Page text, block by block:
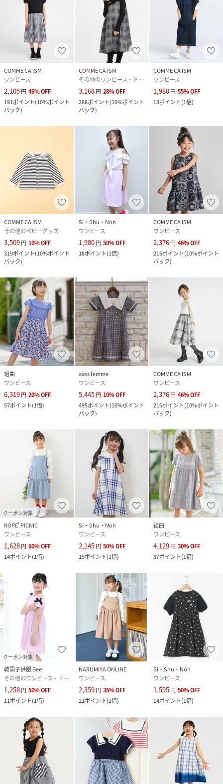
COMME CA ISM
ワンピース
2,105円 46%OFF
191ポイント(10%ポイント
バック)
COMME CA ISM
その他のワンピース・ドレス
3,168円 28%OFF
288ポイント(10%ポイント
バック)
COMME CA ISM
ワンピース
1,980円 55%OFF
18ポイント(1倍)
COMME CA ISM
その他のベビーグッズ
3,509円 10%OFF
319ポイント(10%ポイント
バック)
Si・Shu・Non
ワンピース
1,980円 50%OFF
18ポイント(1倍)
COMME CA ISM
ワンピース
2,376円 46%OFF
216ポイント(10%ポイント
バック)
組曲
ワンピース
6,319円 20%OFF
57ポイント(1倍)
axes femme
ワンピース
5,445円 10%OFF
495ポイント(10%ポイント
バック)
COMME CA ISM
ワンピース
2,376円 46%OFF
216ポイント(10%ポイント
バック)
クーポン対象
ROPE' PICNIC
ワンピース
1,628円 60%OFF
14ポイント(1倍)
Si・Shu・Non
ワンピース
2,145円 50%OFF
19ポイント(1倍)
組曲
ワンピース
4,129円 30%OFF
37ポイント(1倍)
クーポン対象
韓国子供服 Bee
その他のワンピース・ドレス
1,258円 50%OFF
11ポイント(1倍)
NARUMIYA ONLINE
ワンピース
2,359円 35%OFF
21ポイント(1倍)
Si・Shu・Non
ワンピース
1,595円 50%OFF
14ポイント(1倍)